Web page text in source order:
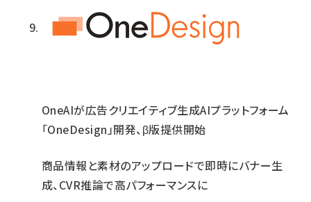
OneAIが広告クリエイティブ生成AIプラットフォーム
「OneDesign」開発、β版提供開始
商品情報と素材のアップロードで即時にバナー生
成、CVR推論で高パフォーマンスに